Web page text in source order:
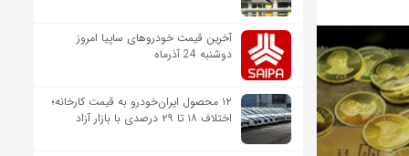
آخرین قیمت خودروهای ساپیا امروز
دوشنبه 24 آذرماه
۱۲ محصول ایران‌خودرو به قیمت کارخانه؛
اختلاف ۱۸ تا ۲۹ درصدی با بازار آزاد